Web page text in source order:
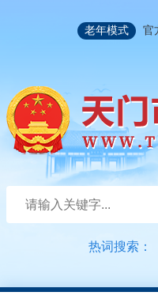
老年模式
官
热词搜索：